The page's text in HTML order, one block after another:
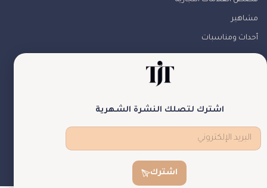
مشاهير
أحداث ومناسبات
من نحن
theJewelryTales © جميع الحقوق محفوظة
اشترك لتصلك النشرة الشهرية
اشترك